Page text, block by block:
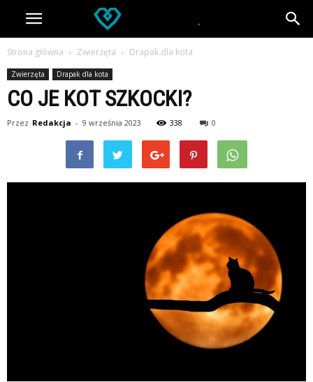
Strona główna Zwierzęta Drapak dla kota
Zwierzęta Drapak dla kota
CO JE KOT SZKOCKI?
Przez Redakcja - 9 września 2023 338 0